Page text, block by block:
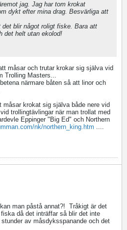
jag. Jag har tom krokat
dykt efter mina drag. Besvärliga att
blir något roligt fiske. Bara att
det helt utan ekolod!
måsar och trutar krokar sig själva vid
Trolling Masters...
närmare båten så att linor och
krokat sig själva både nere vid
trollingtävlingar när man trollat med
Eppinger "Big Ed" och Northern
nk/northern_king.htm ....
man påstå annat?! Tråkigt är det
då det inträffar så blir det inte
av måsdyksspanande och det